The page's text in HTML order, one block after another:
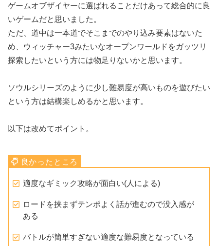
ゲームオブザイヤーに選ばれることだけあって総合的に良
いゲームだと思いました。
ただ、道中は一本道でそこまでのやり込み要素はないた
め、ウィッチャー3みたいなオープンワールドをガッツリ
探索したいという方には物足りないかと思います。
ソウルシリーズのように少し難易度が高いものを遊びたい
という方は結構楽しめるかと思います。
以下は改めてポイント。
適度なギミック攻略が面白い(人による)
ロードを挟まずテンポよく話が進むので没入感が
ある
バトルが簡単すぎない適度な難易度となっている